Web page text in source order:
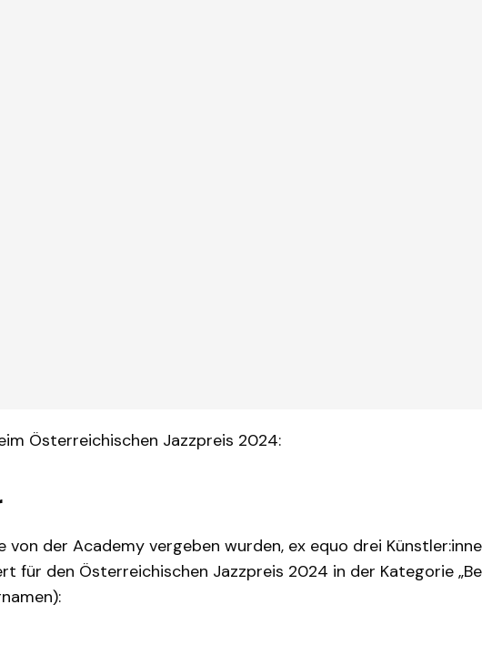
Österreichischen Jazzpreis 2024:
von der Academy vergeben wurden, ex equo drei
für den Österreichischen Jazzpreis 2024 in der Kategorie